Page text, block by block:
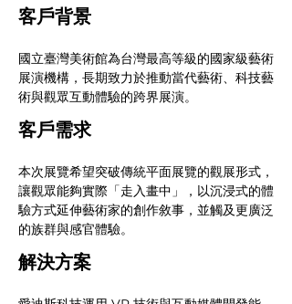
客戶背景
國立臺灣美術館為台灣最高等級的國家級藝術
展演機構，長期致力於推動當代藝術、科技藝
術與觀眾互動體驗的跨界展演。
客戶需求
本次展覽希望突破傳統平面展覽的觀展形式，
讓觀眾能夠實際「走入畫中」，以沉浸式的體
驗方式延伸藝術家的創作敘事，並觸及更廣泛
的族群與感官體驗。
解決方案